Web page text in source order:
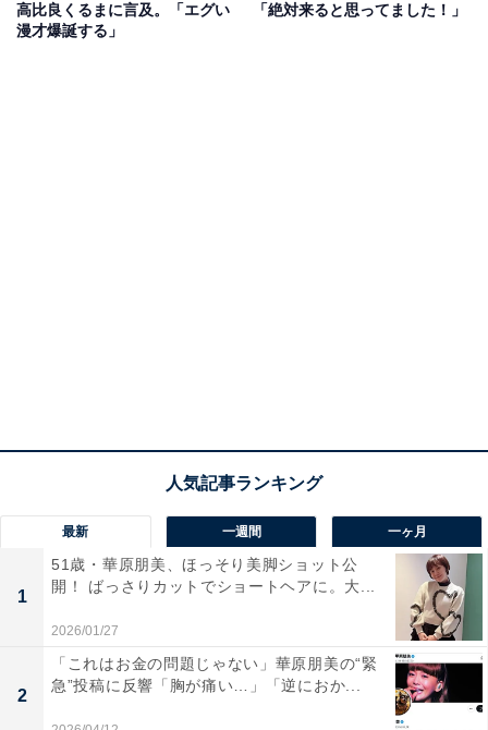
高比良くるまに言及。「エグい
漫才爆誕する」
「絶対来ると思ってました！」
最新 一週間 一ヶ月
1
51歳・華原朋美、ほっそり美脚ショット公
開！ ばっさりカットでショートヘアに。大...
2026/01/27
2
「これはお金の問題じゃない」華原朋美の“緊
急”投稿に反響「胸が痛い…」「逆におか...